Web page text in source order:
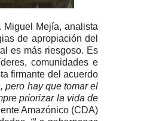
Mejía, analista
de apropiación del
es más riesgoso. Es
comunidades e
firmante del acuerdo
pero hay que tomar el
priorizar la vida de
Amazónico (CDA)